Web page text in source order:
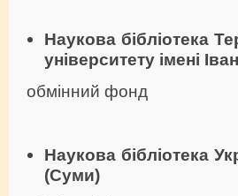
Наукова бібліотека
університету імені
обмінний фонд
Наукова бібліотека
(Суми)